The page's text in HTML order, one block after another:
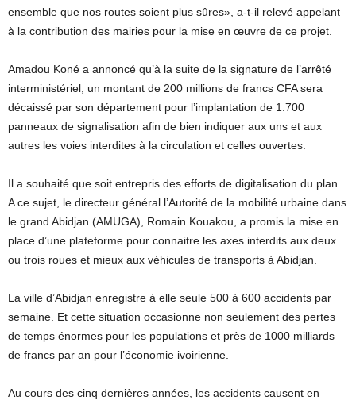
ensemble que nos routes soient plus sûres», a-t-il relevé appelant
à la contribution des mairies pour la mise en œuvre de ce projet.
Amadou Koné a annoncé qu’à la suite de la signature de l’arrêté
interministériel, un montant de 200 millions de francs CFA sera
décaissé par son département pour l’implantation de 1.700
panneaux de signalisation afin de bien indiquer aux uns et aux
autres les voies interdites à la circulation et celles ouvertes.
Il a souhaité que soit entrepris des efforts de digitalisation du plan.
A ce sujet, le directeur général l’Autorité de la mobilité urbaine dans
le grand Abidjan (AMUGA), Romain Kouakou, a promis la mise en
place d’une plateforme pour connaitre les axes interdits aux deux
ou trois roues et mieux aux véhicules de transports à Abidjan.
La ville d’Abidjan enregistre à elle seule 500 à 600 accidents par
semaine. Et cette situation occasionne non seulement des pertes
de temps énormes pour les populations et près de 1000 milliards
de francs par an pour l’économie ivoirienne.
Au cours des cinq dernières années, les accidents causent en